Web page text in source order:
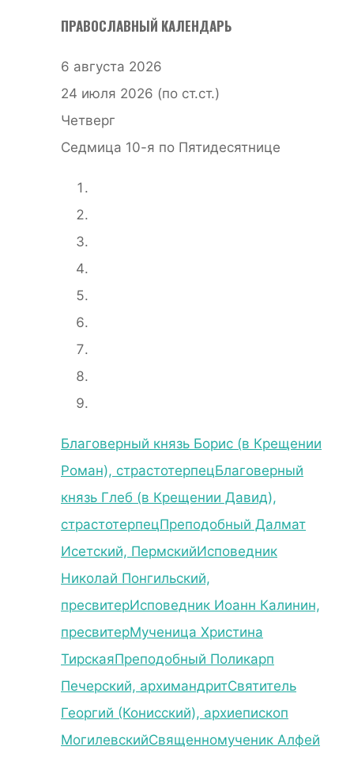
ПРАВОСЛАВНЫЙ КАЛЕНДАРЬ
6 августа 2026
24 июля 2026 (по ст.ст.)
Четверг
Седмица 10-я по Пятидесятнице
Благоверный князь Борис (в Крещении
Роман), страстотерпецБлаговерный
князь Глеб (в Крещении Давид),
страстотерпецПреподобный Далмат
Исетский, ПермскийИсповедник
Николай Понгильский,
пресвитерИсповедник Иоанн Калинин,
пресвитерМученица Христина
ТирскаяПреподобный Поликарп
Печерский, архимандритСвятитель
Георгий (Конисский), архиепископ
МогилевскийСвященномученик Алфей